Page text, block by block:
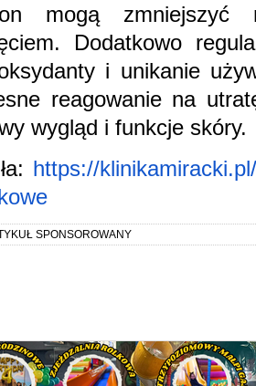
mogą zmniejszyć
Dodatkowo
i unikanie
reagowanie na
wygląd i funkcje skóry.
https://
SPONSOROWANY